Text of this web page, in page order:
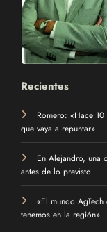
Recientes
Romero: «Hace
que vaya a repuntar»
En Alejandro, una
antes de lo previsto
«El mundo
tenemos en la región»